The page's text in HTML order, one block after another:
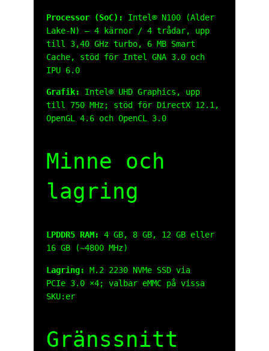
Processor (SoC):
Intel® N100 (Alder
Lake-N) – 4 kärnor / 4 trådar, upp
till 3,40 GHz turbo, 6 MB Smart
Cache, stöd för Intel GNA 3.0 och
IPU 6.0
Grafik:
Intel® UHD Graphics, upp
till 750 MHz; stöd för DirectX 12.1,
OpenGL 4.6 och OpenCL 3.0
Minne och
lagring
LPDDR5 RAM:
4 GB, 8 GB, 12 GB eller
16 GB (~4800 MHz)
Lagring:
M.2 2230 NVMe SSD via
PCIe 3.0 ×4; valbar eMMC på vissa
SKU:er
Gränssnitt